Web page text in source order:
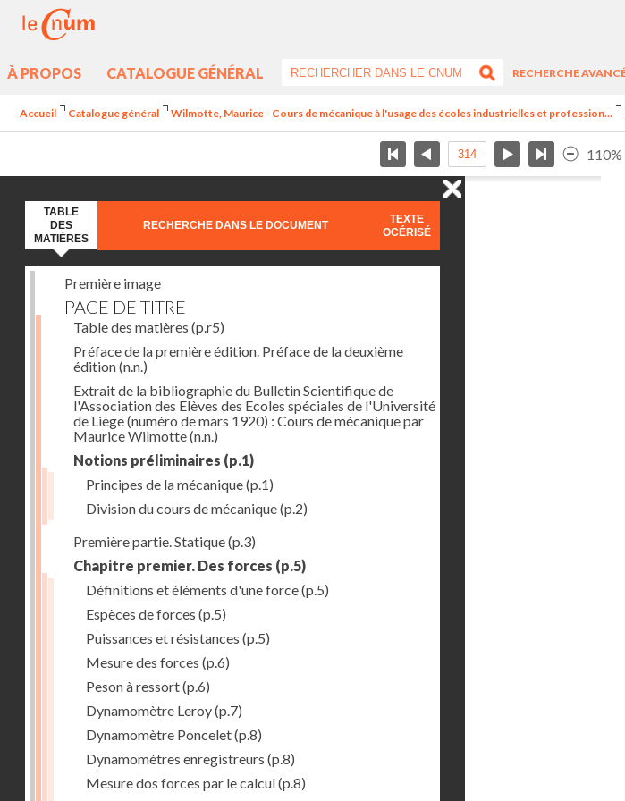
À PROPOS CATALOGUE GÉNÉRAL
RECHERCHE
Accueil Catalogue général Wilmotte, Maurice - Cours de mécanique à l'usage des écoles industrielles et profession...
110%
TABLE
DES
MATIÈRES
RECHERCHE DANS LE DOCUMENT
TEXTE
OCÉRISÉ
Première image
PAGE DE TITRE
Table des matières (p.r5)
Préface de la première édition. Préface de la deuxième
édition(n.n.)
Extrait de la bibliographie du Bulletin Scientifique de
l'Association des Elèves des Ecoles spéciales de l'Université
de Liège (numéro de mars 1920) : Cours de mécanique par
Maurice Wilmotte(n.n.)
Notions préliminaires (p.1)
Principes de la mécanique(p.1)
Division du cours de mécanique(p.2)
Première partie. Statique(p.3)
Chapitre premier. Des forces (p.5)
Définitions et éléments d'une force(p.5)
Espèces de forces (p.5)
Puissances et résistances (p.5)
Mesure des forces (p.6)
Peson à ressort(p.6)
Dynamomètre Leroy(p.7)
Dynamomètre Poncelet(p.8)
Dynamomètres enregistreurs (p.8)
Mesure dos forces par le calcul(p.8)